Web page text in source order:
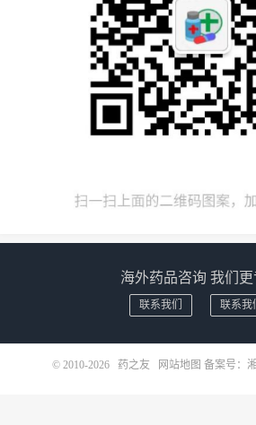
海外药品咨询 我们更
联系我们 联系我
© 2010-2026 药之友 网站地图 备案号：